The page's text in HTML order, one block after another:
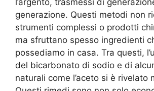
generazione. Questi metodi non
strumenti complessi o prodotti
ma sfruttano spesso ingredienti
possediamo in casa. Tra questi,
del bicarbonato di sodio e di
naturali come l’aceto si è rivelato